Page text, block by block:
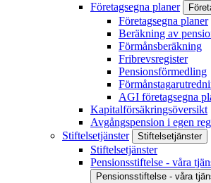
Företagsegna planer
Företagsegna planer
Beräkning av
Förmånsberäkning
Fribrevsregister
Pensionsförmedling
AGI företagsegna
Kapitalförsäkringsöversikt
Avgångspension i egen
Stiftelsetjänster
Stiftelsetjänster
Stiftelsetjänster
Pensionsstiftelse - våra
Pensionsstiftelse - våra